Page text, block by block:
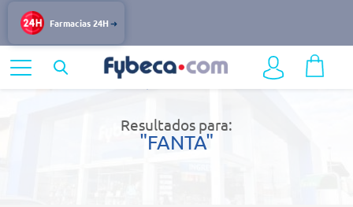
Farmacias 24H
Resultados de búsqueda
Resultados para:
"FANTA"